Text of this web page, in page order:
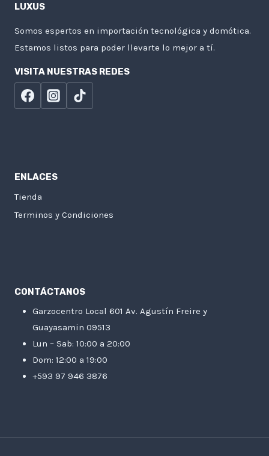
LUXUS
Somos espertos en importación tecnológica y domótica.
Estamos listos para poder llevarte lo mejor a tí.
VISITA NUESTRAS REDES
ENLACES
Tienda
Terminos y Condiciones
CONTÁCTANOS
Garzocentro Local 601 Av. Agustín Freire y
Guayasamin 09513
Lun – Sab: 10:00 a 20:00
Dom: 12:00 a 19:00
+593 97 946 3876